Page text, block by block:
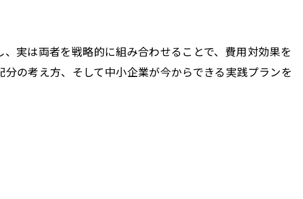
実は両者を戦略的に組み合わせることで、費用対効果を
の考え方、そして中小企業が今からできる実践プランを